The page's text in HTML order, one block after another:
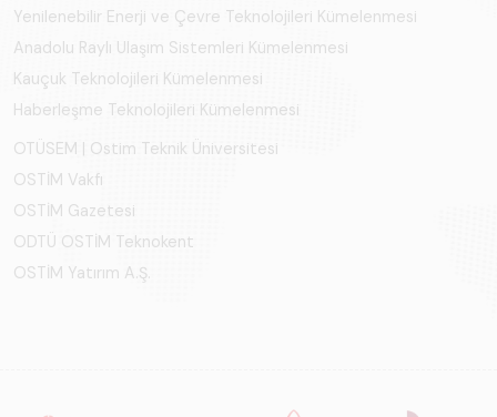
Yenilenebilir Enerji ve Çevre Teknolojileri Kümelenmesi
Anadolu Raylı Ulaşım Sistemleri Kümelenmesi
Kauçuk Teknolojileri Kümelenmesi
Haberleşme Teknolojileri Kümelenmesi
OTÜSEM | Ostim Teknik Üniversitesi
OSTİM Vakfı
OSTİM Gazetesi
ODTÜ OSTİM Teknokent
OSTİM Yatırım A.Ş.